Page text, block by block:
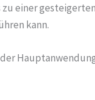
zu einer
kann.